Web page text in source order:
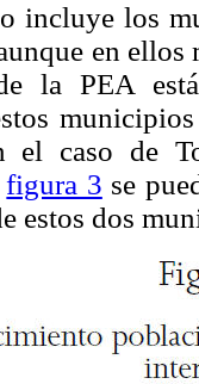
incluye los
en ellos
la PEA
el caso de
figura 3 se
estos dos